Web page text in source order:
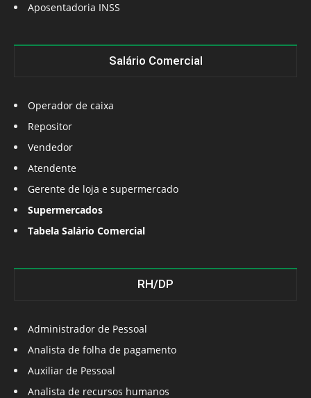
Aposentadoria INSS
Salário Comercial
Operador de caixa
Repositor
Vendedor
Atendente
Gerente de loja e supermercado
Supermercados
Tabela Salário Comercial
RH/DP
Administrador de Pessoal
Analista de folha de pagamento
Auxiliar de Pessoal
Analista de recursos humanos